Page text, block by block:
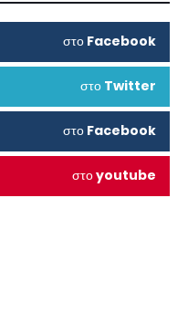
στο Facebook
στο Twitter
στο Facebook
στοyoutube